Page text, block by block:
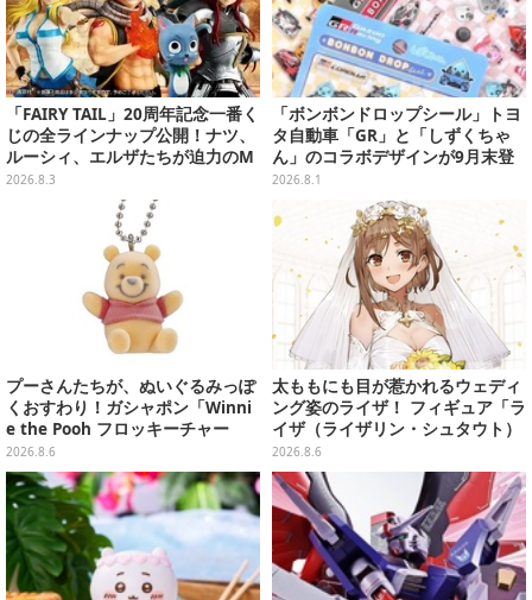
「FAIRY TAIL」20周年記念一番く
じの全ラインナップ公開！ナツ、
ルーシィ、エルザたちが迫力のM
ASTERLISEで初登場
2026.8.3
「ボンボンドロップシール」トヨ
タ自動車「GR」と「しずくちゃ
ん」のコラボデザインが9月末登
場！くま吉らも描かれた全4柄
2026.8.1
プーさんたちが、ぬいぐるみっぽ
くおすわり！ガシャポン「Winni
e the Pooh フロッキーチャー
ム」ふわふわでどれも可愛い全4
種
2026.8.6
太ももにも目が惹かれるウェディ
ング姿のライザ！ フィギュア「ラ
イザ（ライザリン・シュタウト）
ウェディングStyle」が8月7日よ
り予約受付開始
2026.8.6